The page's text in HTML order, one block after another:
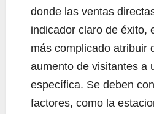
donde las ventas
indicador claro de éxito,
más complicado atribuir
aumento de visitantes a
específica. Se deben
factores, como la